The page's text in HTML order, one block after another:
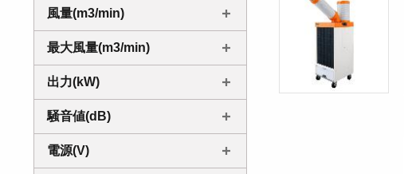
風量(m3/min)
最大風量(m3/min)
出力(kW)
騒音値(dB)
電源(V)